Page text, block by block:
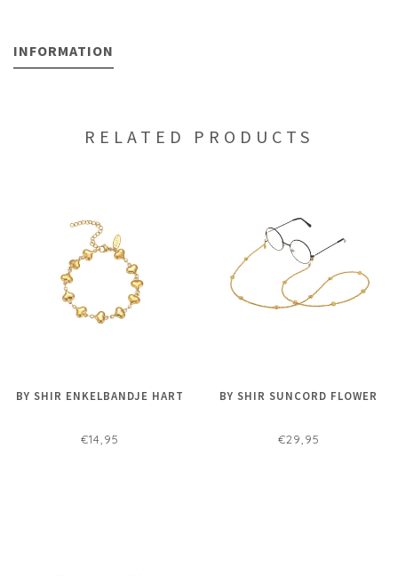
INFORMATION
RELATED PRODUCTS
BY SHIR ENKELBANDJE HART
€14,95
BY SHIR SUNCORD FLOWER
€29,95